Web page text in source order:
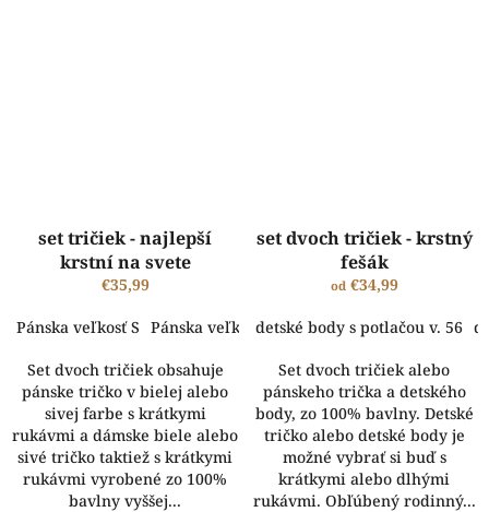
set tričiek - najlepší
krstní na svete
€35,99
Pánska veľkosť S Pánska veľkosť M Pánska veľkosť L Pánska
Set dvoch tričiek obsahuje
pánske tričko v bielej alebo
sivej farbe s krátkymi
rukávmi a dámske biele alebo
sivé tričko taktiež s krátkymi
rukávmi vyrobené zo 100%
bavlny vyššej...
set dvoch tričiek - krstný
fešák
od€34,99
detské body s potlačou v. 56
Set dvoch tričiek alebo
pánskeho trička a detského
body, zo 100% bavlny. Detské
tričko alebo detské body je
možné vybrať si buď s
krátkymi alebo dlhými
rukávmi. Obľúbený rodinný...